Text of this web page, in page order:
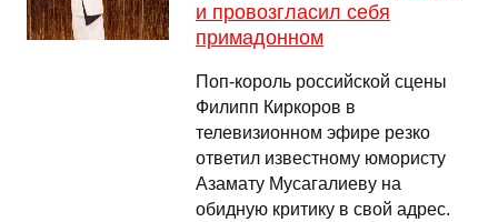
и провозгласил себя
примадонном
Поп-король российской сцены
Филипп Киркоров в
телевизионном эфире резко
ответил известному юмористу
Азамату Мусагалиеву на
обидную критику в свой адрес.